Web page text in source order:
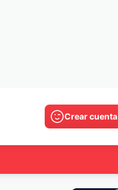
Crear cuenta